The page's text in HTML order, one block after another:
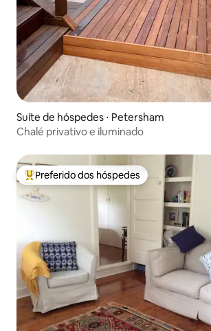
Suíte de hóspedes ⋅ Petersham
Chalé privativo e iluminado
Entre os melhores preferidos dos hóspedes
Preferido dos hóspedes